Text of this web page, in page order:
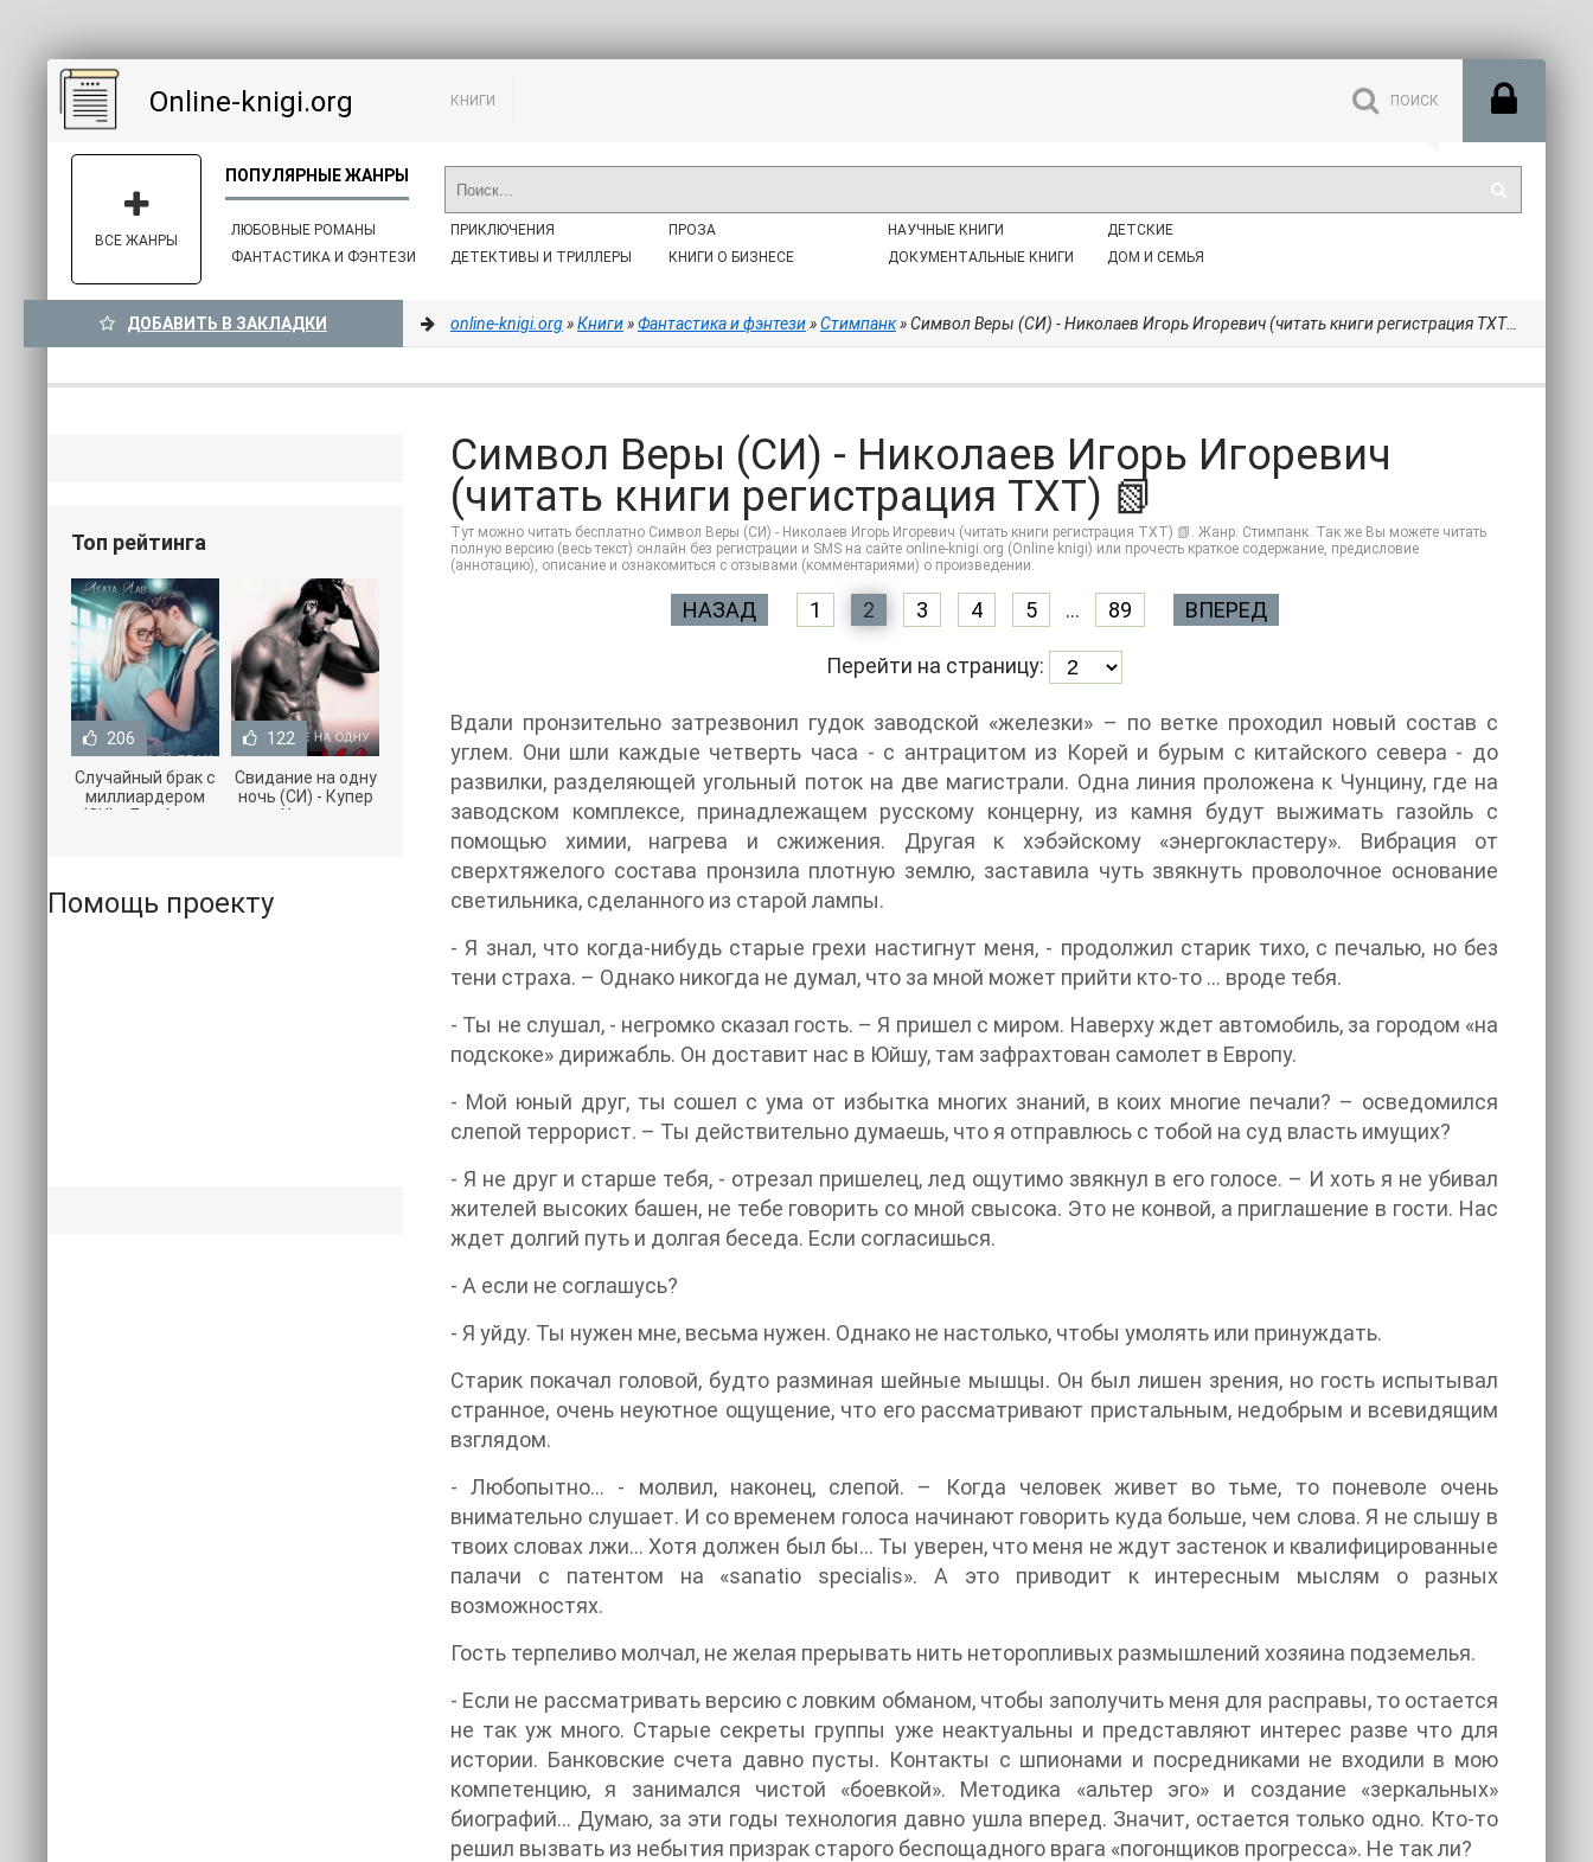
Online-knigi.org КНИГИ
ЛЮБОВНЫЕ РОМАНЫ
ФАНТАСТИКА И ФЭНТЕЗИ
ПРИКЛЮЧЕНИЯ
ДЕТЕКТИВЫ И ТРИЛЛЕРЫ
ПРОЗА
КНИГИ О БИЗНЕСЕ
НАУЧНЫЕ КНИГИ
ДОКУМЕНТАЛЬНЫЕ КНИГИ
ДЕТСКИЕ
ДОМ И СЕМЬЯ
ВСЕ ЖАНРЫ
ДОБАВИТЬ В ЗАКЛАДКИ online-knigi.org»Книги»Фантастика и фэнтези»Стимпанк» Символ Веры (СИ) - Николаев Игорь Игоревич (читать книги регистрация TXT) 📗
Символ Веры (СИ) - Николаев Игорь Игоревич
(читать книги регистрация TXT) 📗
Тут можно читать бесплатно Символ Веры (СИ) - Николаев Игорь Игоревич (читать книги регистрация TXT) 📗. Жанр: Стимпанк. Так же Вы можете читать
полную версию (весь текст) онлайн без регистрации и SMS на сайте online-knigi.org (Online knigi) или прочесть краткое содержание, предисловие
(аннотацию), описание и ознакомиться с отзывами (комментариями) о произведении.
НАЗАД 1 2 3 4 5 ... 89 ВПЕРЕД
Перейти на страницу:
Вдали пронзительно затрезвонил гудок заводской «железки» – по ветке проходил новый состав с
углем. Они шли каждые четверть часа - с антрацитом из Корей и бурым с китайского севера - до
развилки, разделяющей угольный поток на две магистрали. Одна линия проложена к Чунцину, где на
заводском комплексе, принадлежащем русскому концерну, из камня будут выжимать газойль с
помощью химии, нагрева и сжижения. Другая к хэбэйскому «энергокластеру». Вибрация от
сверхтяжелого состава пронзила плотную землю, заставила чуть звякнуть проволочное основание
светильника, сделанного из старой лампы.
- Я знал, что когда-нибудь старые грехи настигнут меня, - продолжил старик тихо, с печалью, но без
тени страха. – Однако никогда не думал, что за мной может прийти кто-то … вроде тебя.
- Ты не слушал, - негромко сказал гость. – Я пришел с миром. Наверху ждет автомобиль, за городом «на
подскоке» дирижабль. Он доставит нас в Юйшу, там зафрахтован самолет в Европу.
- Мой юный друг, ты сошел с ума от избытка многих знаний, в коих многие печали? – осведомился
слепой террорист. – Ты действительно думаешь, что я отправлюсь с тобой на суд власть имущих?
- Я не друг и старше тебя, - отрезал пришелец, лед ощутимо звякнул в его голосе. – И хоть я не убивал
жителей высоких башен, не тебе говорить со мной свысока. Это не конвой, а приглашение в гости. Нас
ждет долгий путь и долгая беседа. Если согласишься.
- А если не соглашусь?
- Я уйду. Ты нужен мне, весьма нужен. Однако не настолько, чтобы умолять или принуждать.
Старик покачал головой, будто разминая шейные мышцы. Он был лишен зрения, но гость испытывал
странное, очень неуютное ощущение, что его рассматривают пристальным, недобрым и всевидящим
взглядом.
- Любопытно… - молвил, наконец, слепой. – Когда человек живет во тьме, то поневоле очень
внимательно слушает. И со временем голоса начинают говорить куда больше, чем слова. Я не слышу в
твоих словах лжи… Хотя должен был бы… Ты уверен, что меня не ждут застенок и квалифицированные
палачи с патентом на «sanatio specialis». А это приводит к интересным мыслям о разных
возможностях.
Гость терпеливо молчал, не желая прерывать нить неторопливых размышлений хозяина подземелья.
- Если не рассматривать версию с ловким обманом, чтобы заполучить меня для расправы, то остается
не так уж много. Старые секреты группы уже неактуальны и представляют интерес разве что для
истории. Банковские счета давно пусты. Контакты с шпионами и посредниками не входили в мою
компетенцию, я занимался чистой «боевкой». Методика «альтер эго» и создание «зеркальных»
биографий… Думаю, за эти годы технология давно ушла вперед. Значит, остается только одно. Кто-то
решил вызвать из небытия призрак старого беспощадного врага «погонщиков прогресса». Не так ли?
Топ рейтинга
206
Случайный брак с
миллиардером
(СИ) - Лав Агата
122
Свидание на одну
ночь (СИ) - Купер
Хелен
Помощь проекту